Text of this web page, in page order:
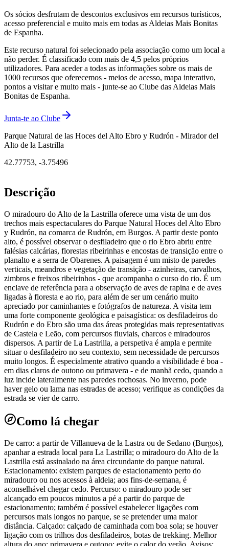
Os sócios desfrutam de descontos exclusivos em recursos turísticos,
acesso preferencial e muito mais em todas as Aldeias Mais Bonitas
de Espanha.
Este recurso natural foi selecionado pela associação como um local a
não perder. É classificado com mais de 4,5 pelos próprios
utilizadores. Para aceder a todas as informações sobre os mais de
1000 recursos que oferecemos - meios de acesso, mapa interativo,
pontos a visitar e muito mais - junte-se ao Clube das Aldeias Mais
Bonitas de Espanha.
Junta-te ao Clube
Parque Natural de las Hoces del Alto Ebro y Rudrón - Mirador del
Alto de la Lastrilla
42.77753, -3.75496
Descrição
O miradouro do Alto de la Lastrilla oferece uma vista de um dos
trechos mais espectaculares do Parque Natural Hoces del Alto Ebro
y Rudrón, na comarca de Rudrón, em Burgos. A partir deste ponto
alto, é possível observar o desfiladeiro que o rio Ebro abriu entre
falésias calcárias, florestas ribeirinhas e encostas de transição entre o
planalto e a serra de Obarenes. A paisagem é um misto de paredes
verticais, meandros e vegetação de transição - azinheiras, carvalhos,
zimbros e freixos ribeirinhos - que acompanha o curso do rio. É um
enclave de referência para a observação de aves de rapina e de aves
ligadas à floresta e ao rio, para além de ser um cenário muito
apreciado por caminhantes e fotógrafos de natureza. A visita tem
uma forte componente geológica e paisagística: os desfiladeiros do
Rudrón e do Ebro são uma das áreas protegidas mais representativas
de Castela e Leão, com percursos fluviais, charcos e miradouros
dispersos. A partir de La Lastrilla, a perspetiva é ampla e permite
situar o desfiladeiro no seu contexto, sem necessidade de percursos
muito longos. É especialmente atrativo quando a visibilidade é boa -
em dias claros de outono ou primavera - e de manhã cedo, quando a
luz incide lateralmente nas paredes rochosas. No inverno, pode
haver gelo ou lama nas estradas de acesso; verifique as condições da
estrada se vier de carro.
Como lá chegar
De carro: a partir de Villanueva de la Lastra ou de Sedano (Burgos),
apanhar a estrada local para La Lastrilla; o miradouro do Alto de la
Lastrilla está assinalado na área circundante do parque natural.
Estacionamento: existem parques de estacionamento perto do
miradouro ou nos acessos à aldeia; aos fins-de-semana, é
aconselhável chegar cedo. Percurso: o miradouro pode ser
alcançado em poucos minutos a pé a partir do parque de
estacionamento; também é possível estabelecer ligações com
percursos mais longos no parque, se se pretender uma maior
distância. Calçado: calçado de caminhada com boa sola; se houver
ligação com os trilhos dos desfiladeiros, botas de trekking. Melhor
altura do ano: primavera e outono; evite o calor do verão. Avisos: